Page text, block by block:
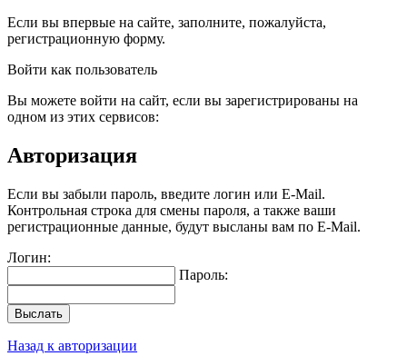
Если вы впервые на сайте, заполните, пожалуйста,
регистрационную форму.
Войти как пользователь
Вы можете войти на сайт, если вы зарегистрированы на
одном из этих сервисов:
Авторизация
Если вы забыли пароль, введите логин или E-Mail.
Контрольная строка для смены пароля, а также ваши
регистрационные данные, будут высланы вам по E-Mail.
Логин:
Пароль:
Выслать
Назад к авторизации